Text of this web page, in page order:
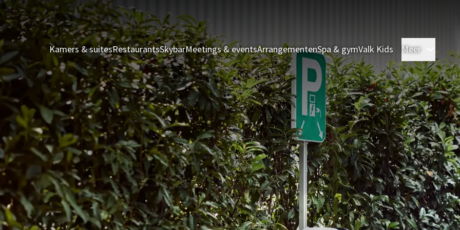
Kamers & suitesRestaurantsSkybarMeetings & eventsArrangementenSpa & gymValk Kids Meer